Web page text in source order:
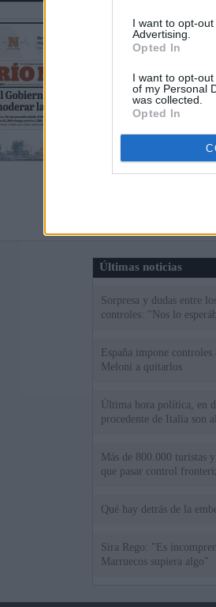
I want to opt-
Advertising.
Opted In
I want to opt-
of my Personal
was collected.
Opted In
Últimas noticias
Sorpresa y dudas entre
controles: "Nos lo
España impone
Meloni a quitarlos
Última hora política, en
procedente de Italia son
Más de 800.000 turistas
que pasar control
Qué hay detrás de la
Sira Rego: "Es
Marruecos supiera algo"